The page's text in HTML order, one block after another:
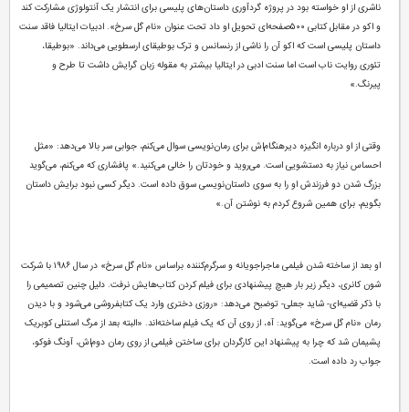
ناشری از او خواسته بود در پروژه گردآوری داستان‌های پلیسی برای انتشار یک آنتولوژی مشارکت کند
و اکو در مقابل کتابی ۵۰۰صفحه‌ای تحویل او داد تحت عنوان «نام گل سرخ». ادبیات ایتالیا فاقد سنت
داستان پلیسی است که اکو آن را ناشی از رنسانس و ترک بوطیقای ارسطویی می‌داند. «بوطیقا،
تئوری روایت ناب است اما سنت ادبی در ایتالیا بیشتر به مقوله زبان گرایش داشت تا طرح و
پیرنگ.»
وقتی از او درباره انگیزه دیرهنگام‌اش برای رمان‌نویسی سوال می‌کنم، جوابی سر بالا می‌دهد: «مثل
احساس نیاز به دستشویی است. می‌روید و خودتان را خالی می‌کنید.» پافشاری که می‌کنم، می‌گوید
بزرگ شدن دو فرزندش او را به سوی داستان‌نویسی سوق داده است. دیگر کسی نبود برایش داستان
بگویم، برای همین شروع کردم به نوشتن آن.»
او بعد از ساخته شدن فیلمی ماجراجویانه و سرگرم‌کننده براساس «نام گل سرخ» در سال ۱۹۸۶ با شرکت
شون کانری، دیگر زیر بار هیچ پیشنهادی برای فیلم کردن کتاب‌هایش نرفت. دلیل چنین تصمیمی را
با ذکر قضیه‌ای- شاید جعلی- توضیح می‌دهد: «روزی دختری وارد یک کتابفروشی می‌شود و با دیدن
رمان «نام گل سرخ» می‌گوید: آه، از روی آن که یک فیلم ساخته‌‌اند. «البته بعد از مرگ استنلی کوبریک
پشیمان شد که چرا به پیشنهاد این کارگردان برای ساختن فیلمی از روی رمان دوم‌اش، آونگ فوکو،
جواب رد داده است.